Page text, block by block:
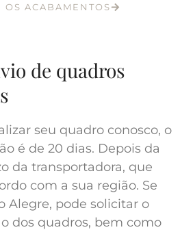
ACABAMENTOS
de quadros
seu quadro conosco, o
é de 20 dias. Depois da
da transportadora, que
com a sua região. Se
Alegre, pode solicitar o
dos quadros, bem como